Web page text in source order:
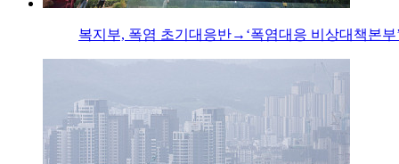
복지부, 폭염 초기대응반→‘폭염대응 비상대책본부